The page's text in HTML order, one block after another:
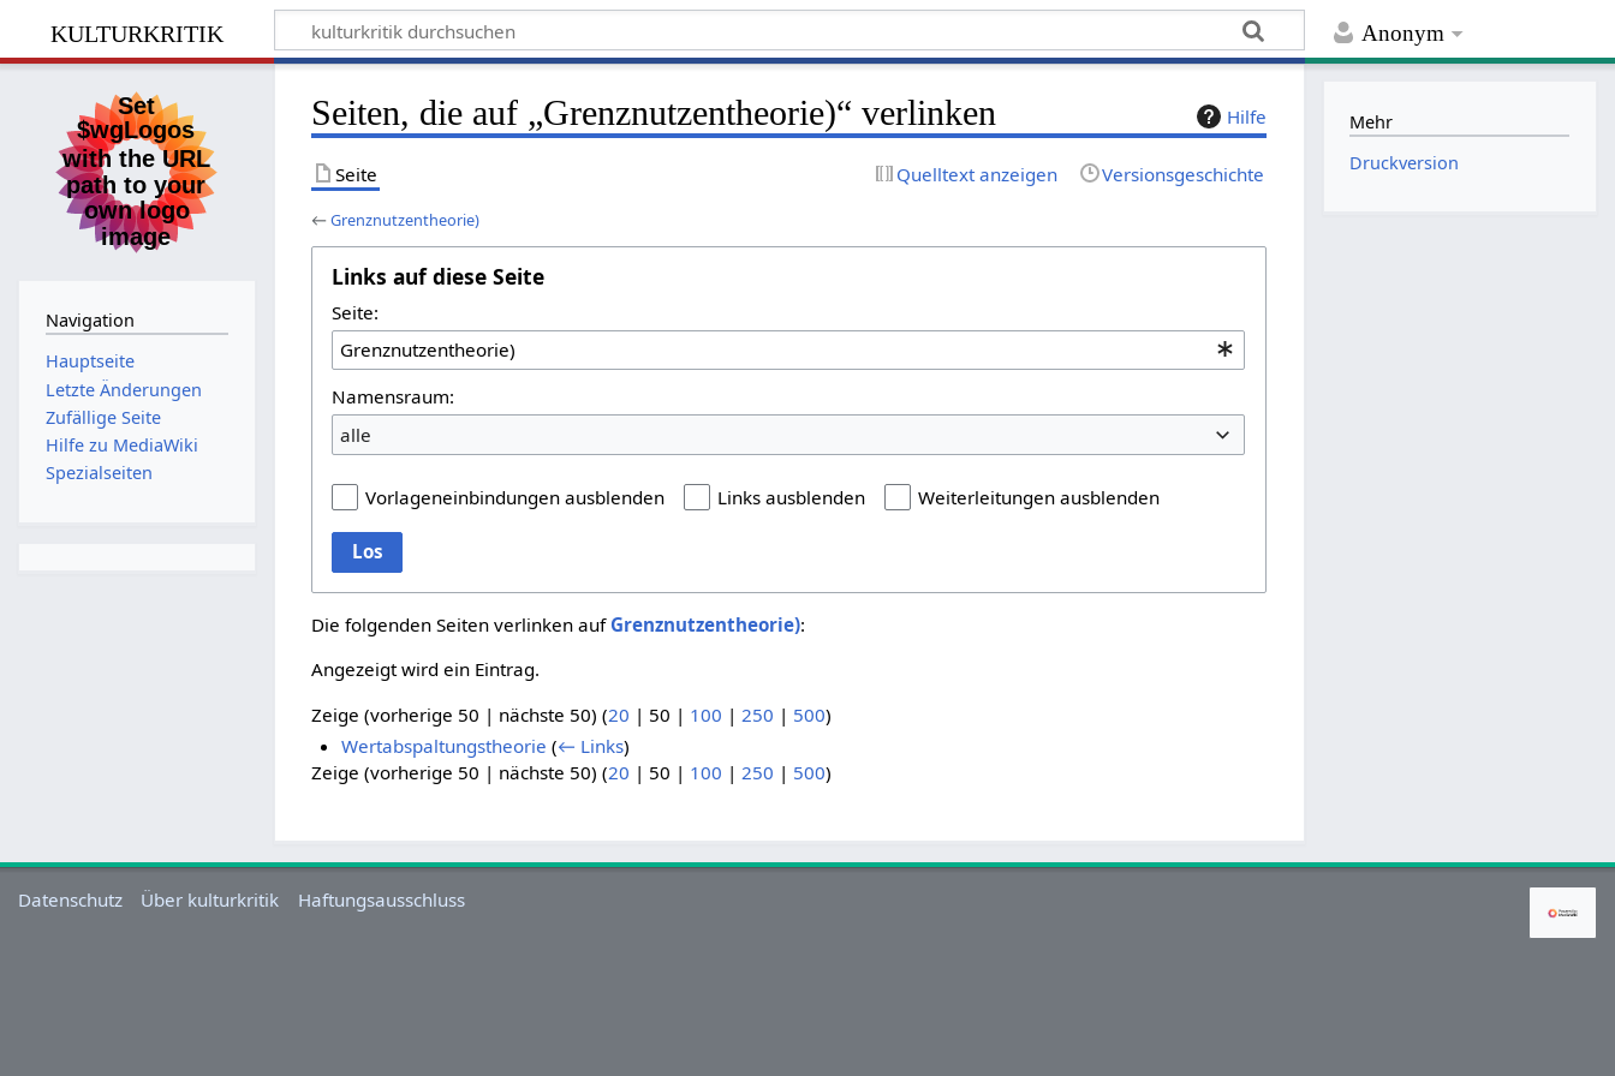
Anonym
kulturkritik
Hilfe
Seiten, die auf „Grenznutzentheorie)“ verlinken
Seite Quelltext anzeigen Versionsgeschichte
←Grenznutzentheorie)
Links auf diese Seite
Seite:
Namensraum:
alle
Vorlageneinbindungen ausblenden Links ausblenden Weiterleitungen ausblenden
Los
Die folgenden Seiten verlinken auf Grenznutzentheorie):
Angezeigt wird ein Eintrag.
Zeige (vorherige 50 | nächste 50) (20 | 50 | 100 | 250 | 500)
Wertabspaltungstheorie (← Links)
Zeige (vorherige 50 | nächste 50) (20 | 50 | 100 |250 | 500)
Navigation
Hauptseite
Letzte Änderungen
Zufällige Seite
Hilfe zu MediaWiki
Spezialseiten
Mehr
Druckversion
Datenschutz Über kulturkritik Haftungsausschluss